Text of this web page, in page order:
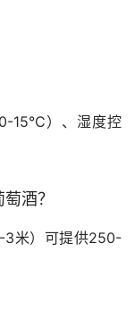
15°C）、湿度控
酒？
3米）可提供250-